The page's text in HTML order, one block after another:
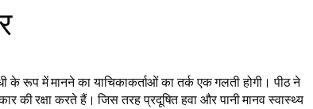
के रूप में मानने का याचिकाकर्ताओं का तर्क एक गलती होगी। पीठ ने
की रक्षा करते हैं। जिस तरह प्रदूषित हवा और पानी मानव स्वास्थ्य